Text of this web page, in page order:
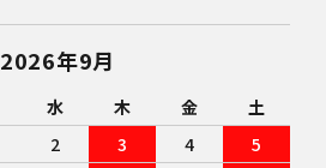
2026年9月
水 木 金
土
2 3 4
5